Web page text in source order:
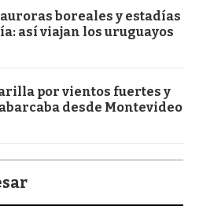
boreales y estadías
así viajan los uruguayos
por vientos fuertes y
desde Montevideo